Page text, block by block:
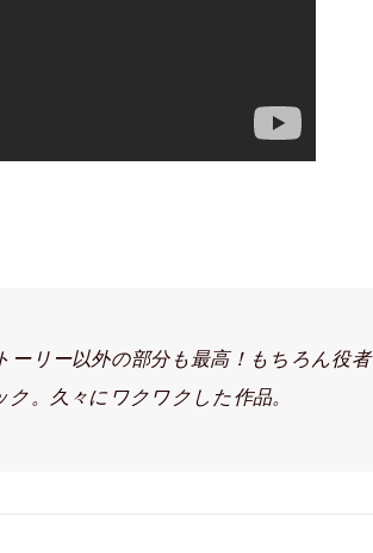
リー以外の部分も最高！もちろん役者
。久々にワクワクした作品。